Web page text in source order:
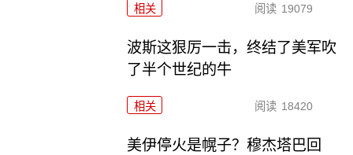
相关 阅读 19079
波斯这狠厉一击，终结了美军吹
了半个世纪的牛
相关 阅读 18420
美伊停火是幌子？穆杰塔巴回